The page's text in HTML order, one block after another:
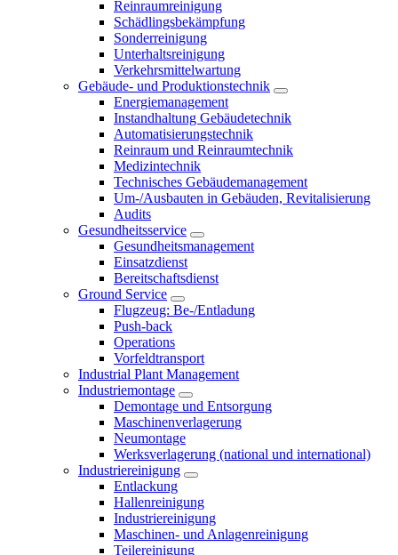
Reinraumreinigung
Schädlingsbekämpfung
Sonderreinigung
Unterhaltsreinigung
Verkehrsmittelwartung
Gebäude- und Produktionstechnik
Energiemanagement
Instandhaltung Gebäudetechnik
Automatisierungstechnik
Reinraum und Reinraumtechnik
Medizintechnik
Technisches Gebäudemanagement
Um-/Ausbauten in Gebäuden, Revitalisierung
Audits
Gesundheitsservice
Gesundheitsmanagement
Einsatzdienst
Bereitschaftsdienst
Ground Service
Flugzeug: Be-/Entladung
Push-back
Operations
Vorfeldtransport
Industrial Plant Management
Industriemontage
Demontage und Entsorgung
Maschinenverlagerung
Neumontage
Werksverlagerung (national und international)
Industriereinigung
Entlackung
Hallenreinigung
Industriereinigung
Maschinen- und Anlagenreinigung
Teilereinigung